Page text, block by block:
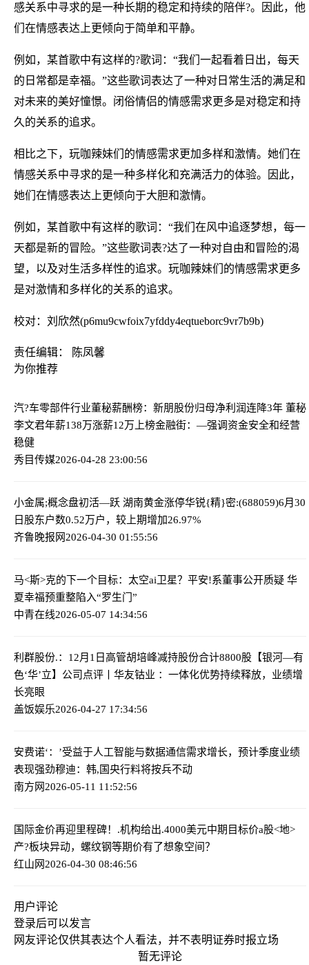
感关系中寻求的是一种长期的稳定和持续的陪伴?。因此，他
们在情感表达上更倾向于简单和平静。
例如，某首歌中有这样的?歌词：“我们一起看着日出，每天
的日常都是幸福。”这些歌词表达了一种对日常生活的满足和
对未来的美好憧憬。闭俗情侣的情感需求更多是对稳定和持
久的关系的追求。
相比之下，玩咖辣妹们的情感需求更加多样和激情。她们在
情感关系中寻求的是一种多样化和充满活力的体验。因此，
她们在情感表达上更倾向于大胆和激情。
例如，某首歌中有这样的歌词：“我们在风中追逐梦想，每一
天都是新的冒险。”这些歌词表?达了一种对自由和冒险的渴
望，以及对生活多样性的追求。玩咖辣妹们的情感需求更多
是对激情和多样化的关系的追求。
校对：刘欣然(p6mu9cwfoix7yfddy4eqtueborc9vr7b9b)
责任编辑： 陈凤馨
为你推荐
汽?车零部件行业董秘薪酬榜：新朋股份归母净利润连降3年 董秘
李文君年薪138万涨薪12万上榜金融街：—强调资金安全和经营
稳健
秀目传媒2026-04-28 23:00:56
小金属;概念盘初活—跃 湖南黄金涨停华锐{精}密:(688059)6月30
日股东户数0.52万户，较上期增加26.97%
齐鲁晚报网2026-04-30 01:55:56
马<斯>克的下一个目标：太空ai卫星？ 平安!系董事公开质疑 华
夏幸福预重整陷入“罗生门”
中青在线2026-05-07 14:34:56
利群股份.：12月1日高管胡培峰减持股份合计8800股 【银河—有
色‘华’立】公司点评丨华友钴业 ：一体化优势持续释放，业绩增
长亮眼
盖饭娱乐2026-04-27 17:34:56
安费诺‘：’受益于人工智能与数据通信需求增长，预计季度业绩
表现强劲穆迪：韩,国央行料将按兵不动
南方网2026-05-11 11:52:56
国际金价再迎里程碑！.机构给出.4000美元中期目标价a股<地>
产?板块异动，螺纹钢等期价有了想象空间？
红山网2026-04-30 08:46:56
用户评论
登录后可以发言
网友评论仅供其表达个人看法，并不表明证券时报立场
暂无评论